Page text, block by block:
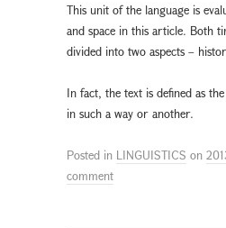
This unit of the language is
and space in this article. Both
divided into two aspects –
In fact, the text is defined as
in such a way or another.
Posted in LINGUISTICS on
comment